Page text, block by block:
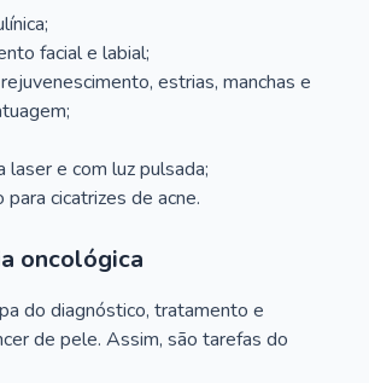
facial e labial;
estrias, manchas e
laser e com luz pulsada;
para cicatrizes de acne.
oncológica
do diagnóstico, tratamento e
de pele. Assim, são tarefas do